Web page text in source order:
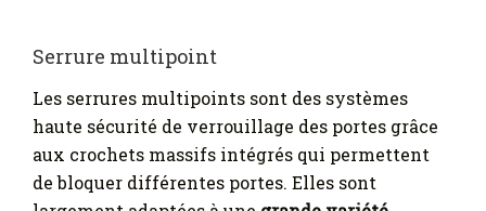
Serrure multipoint
Les serrures multipoints sont des systèmes
haute sécurité de verrouillage des portes grâce
aux crochets massifs intégrés qui permettent
de bloquer différentes portes. Elles sont